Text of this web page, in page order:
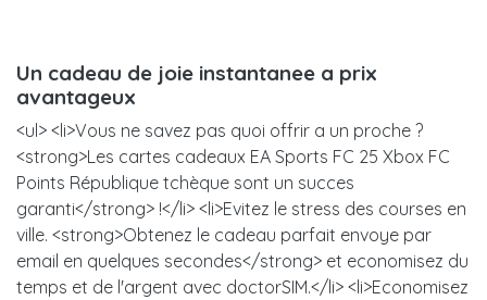
Un cadeau de joie instantanee a prix
avantageux
<ul> <li>Vous ne savez pas quoi offrir a un proche ?
<strong>Les cartes cadeaux EA Sports FC 25 Xbox FC
Points République tchèque sont un succes
garanti</strong> !</li> <li>Evitez le stress des courses en
ville. <strong>Obtenez le cadeau parfait envoye par
email en quelques secondes</strong> et economisez du
temps et de l'argent avec doctorSIM.</li> <li>Economisez